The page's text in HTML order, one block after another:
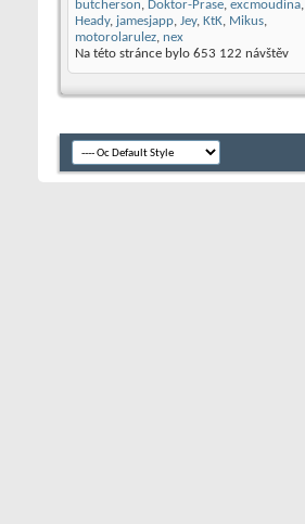
butcherson, Doktor-Prase, excmoudina,
Heady, jamesjapp, Jey, KtK, Mikus,
motorolarulez, nex
Na této stránce bylo 653 122 návštěv